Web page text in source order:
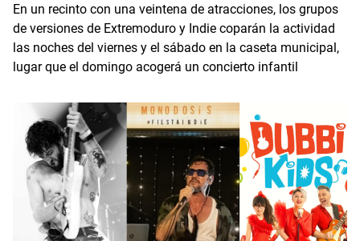
En un recinto con una veintena de atracciones, los grupos
de versiones de Extremoduro y Indie coparán la actividad
las noches del viernes y el sábado en la caseta municipal,
lugar que el domingo acogerá un concierto infantil